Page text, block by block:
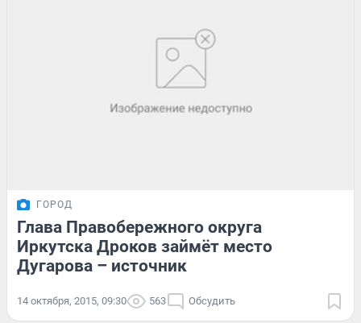
ГОРОД
Глава Правобережного округа
Иркутска Дроков займёт место
Дугарова – источник
14 октября, 2015, 09:30 563 Обсудить